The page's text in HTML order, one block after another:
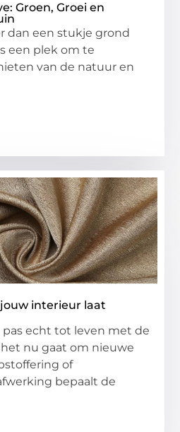
Groen, Groei en
dan een stukje grond
een plek om te
van de natuur en
interieur laat
echt tot leven met de
nu gaat om nieuwe
of
bepaalt de